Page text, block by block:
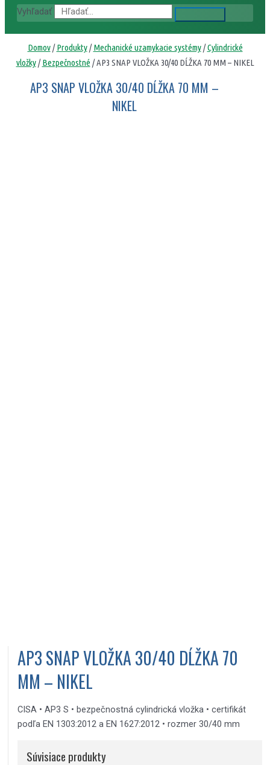
Vyhľadať
Domov/Produkty/Mechanické uzamykacie systémy/Cylindrické
vložky/Bezpečnostné / AP3 SNAP VLOŽKA 30/40 DĹŽKA 70 MM – NIKEL
AP3 SNAP VLOŽKA 30/40 DĹŽKA 70 MM –
NIKEL
AP3 SNAP VLOŽKA 30/40 DĹŽKA 70
MM – NIKEL
CISA • AP3 S • bezpečnostná cylindrická vložka • certifikát
podľa EN 1303:2012 a EN 1627:2012 • rozmer 30/40 mm
Súvisiace produkty